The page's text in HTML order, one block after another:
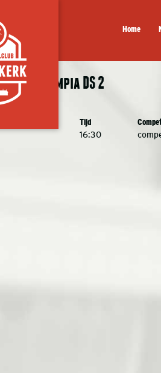
Home
2 – Olympia DS 2
Tijd
16:30